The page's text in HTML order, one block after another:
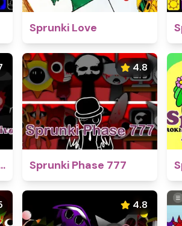
Sprunki Love
3 Definitive
4.8
Sprunki Phase 777
4.8